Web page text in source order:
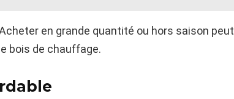
en grande quantité ou hors saison peut
bois de chauffage.